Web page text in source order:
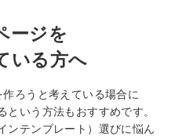
ージを
いる方へ
ろうと考えている場合に
という方法もおすすめです。
ンテンプレート）選びに悩ん